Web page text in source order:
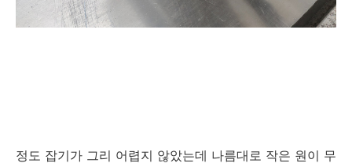
정도 잡기가 그리 어렵지 않았는데 나름대로 작은 원이 무